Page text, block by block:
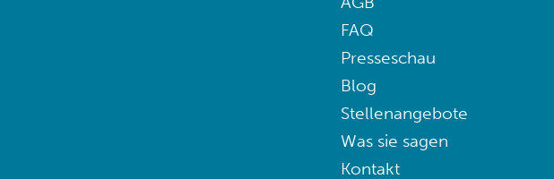
FAQ
Presseschau
Blog
Stellenangebote
Was sie sagen
Kontakt